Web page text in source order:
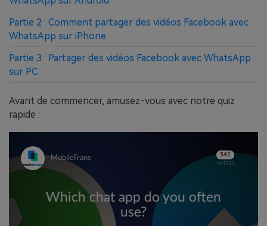
Partie 2 : Comment partager des vidéos Facebook avec
WhatsApp sur iPhone
Partie 3 : Partager des vidéos Facebook avec WhatsApp
sur PC
Avant de commencer, amusez-vous avec notre quiz
rapide :